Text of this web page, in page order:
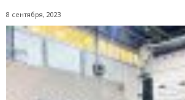
8 сентября, 2023